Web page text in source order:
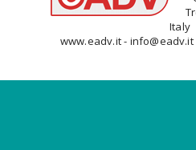
Italy
www.eadv.it - info@eadv.it